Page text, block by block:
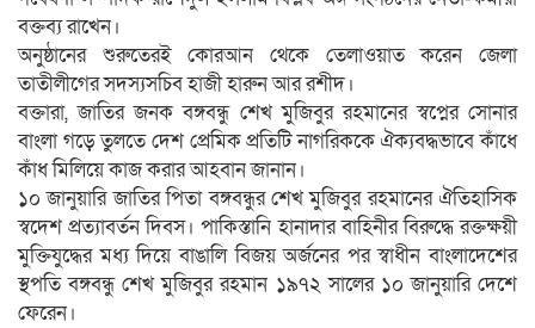
বক্তব্য রাখেন।
অনুষ্ঠানের শুরুতেরই কোরআন থেকে তেলাওয়াত করেন জেলা
তাতীলীগের সদস্যসচিব হাজী হারুন আর রশীদ।
বক্তারা, জাতির জনক বঙ্গবন্ধু শেখ মুজিবুর রহমানের স্বপ্নের সোনার
বাংলা গড়ে তুলতে দেশ প্রেমিক প্রতিটি নাগরিককে ঐক্যবদ্ধভাবে কাঁধে
কাঁধ মিলিয়ে কাজ করার আহবান জানান।
১০ জানুয়ারি জাতির পিতা বঙ্গবন্ধুর শেখ মুজিবুর রহমানের ঐতিহাসিক
স্বদেশ প্রত্যাবর্তন দিবস। পাকিস্তানি হানাদার বাহিনীর বিরুদ্ধে রক্তক্ষয়ী
মুক্তিযুদ্ধের মধ্য দিয়ে বাঙালি বিজয় অর্জনের পর স্বাধীন বাংলাদেশের
স্থপতি বঙ্গবন্ধু শেখ মুজিবুর রহমান ১৯৭২ সালের ১০ জানুয়ারি দেশে
ফেরেন।